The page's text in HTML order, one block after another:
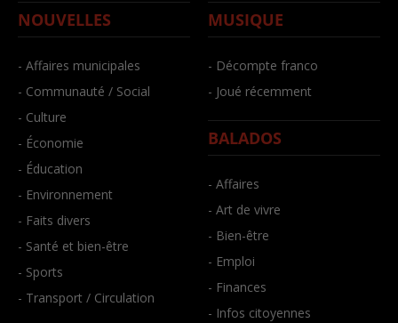
NOUVELLES
- Affaires municipales
- Communauté / Social
- Culture
- Économie
- Éducation
- Environnement
- Faits divers
- Santé et bien-être
- Sports
- Transport / Circulation
MUSIQUE
- Décompte franco
- Joué récemment
BALADOS
- Affaires
- Art de vivre
- Bien-être
- Emploi
- Finances
- Infos citoyennes